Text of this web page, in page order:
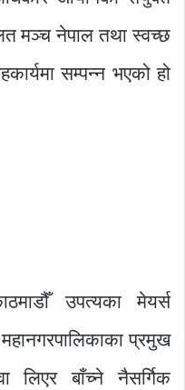
मञ्च नेपाल तथा स्वच्छ
सम्पन्न भएको हो
उपत्यका मेयर्स
प्रमुख
लिएर बाँच्ने नैसर्गिक